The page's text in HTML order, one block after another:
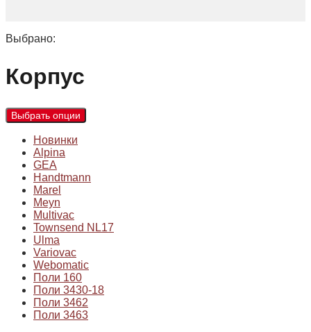
Выбрано:
Корпус
Выбрать опции
Новинки
Alpina
GEA
Handtmann
Marel
Meyn
Multivac
Townsend NL17
Ulma
Variovac
Webomatic
Поли 160
Поли 3430-18
Поли 3462
Поли 3463